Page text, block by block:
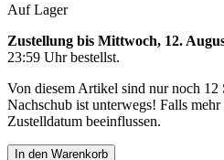
Auf Lager
Zustellung bis Mittwoch, 12.
23:59 Uhrbestellst.
Von diesem Artikel sind nur noch 12
Nachschub ist unterwegs! Falls
Zustelldatum beeinflussen.
In den Warenkorb